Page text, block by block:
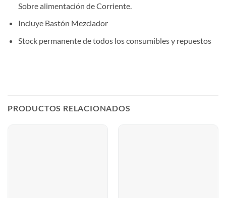
Sobre alimentación de Corriente.
Incluye Bastón Mezclador
Stock permanente de todos los consumibles y repuestos
PRODUCTOS RELACIONADOS